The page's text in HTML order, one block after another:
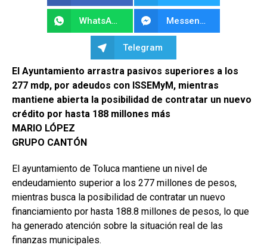
WhatsApp Messenger
Telegram
El Ayuntamiento arrastra pasivos superiores a los
277 mdp, por adeudos con ISSEMyM, mientras
mantiene abierta la posibilidad de contratar un nuevo
crédito por hasta 188 millones más
MARIO LÓPEZ
GRUPO CANTÓN
El ayuntamiento de Toluca mantiene un nivel de
endeudamiento superior a los 277 millones de pesos,
mientras busca la posibilidad de contratar un nuevo
financiamiento por hasta 188.8 millones de pesos, lo que
ha generado atención sobre la situación real de las
finanzas municipales.